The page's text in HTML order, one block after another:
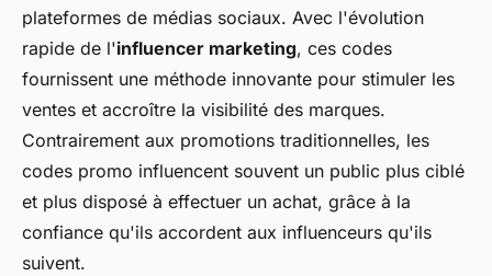
plateformes de médias sociaux. Avec l'évolution
rapide de l'influencer marketing, ces codes
fournissent une méthode innovante pour stimuler les
ventes et accroître la visibilité des marques.
Contrairement aux promotions traditionnelles, les
codes promo influencent souvent un public plus ciblé
et plus disposé à effectuer un achat, grâce à la
confiance qu'ils accordent aux influenceurs qu'ils
suivent.